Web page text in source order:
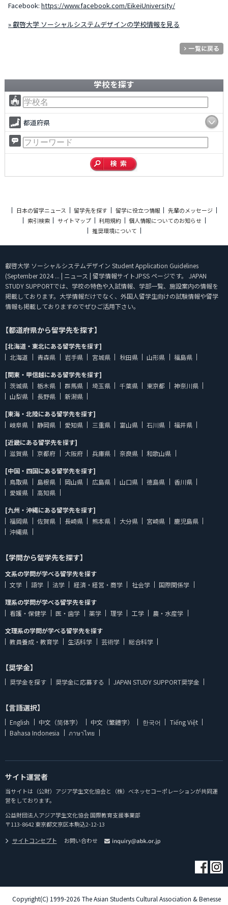
Facebook: https://www.facebook.com/EikeiUniversity/
» 叡啓大学 ソーシャルシステムデザインの学校情報を見る
学校を探す
都道府県
日本の留学ニュース 留学先を探す 留学に役立つ情報
先輩のメッセージ
索引検索
サイトマップ 利用規約
個人情報についてのお知らせ
推奨環境について
叡啓大学 ソーシャルシステムデザイン Student Application Guidelines
(September 2024 ... | ニュース | 留学情報サイトJPSS ページです。 JAPAN
STUDY SUPPORTでは、学校の特色や入試情報、学部一覧、施設案内の情報を
掲載しております。大学情報だけでなく、外国人留学生向けの試験情報や留学
情報も掲載しておりますのでぜひご活用下さい。
【都道府県から留学先を探す】
[北海道・東北にある留学先を探す]
北海道
青森県 岩手県 宮城県 秋田県 山形県
福島県
[関東・甲信越にある留学先を探す]
茨城県
栃木県 群馬県 埼玉県 千葉県 東京都
神奈川県
山梨県
長野県
新潟県
[東海・北陸にある留学先を探す]
岐阜県
静岡県 愛知県 三重県 富山県 石川県
福井県
[近畿にある留学先を探す]
滋賀県
京都府 大阪府 兵庫県 奈良県
和歌山県
[中国・四国にある留学先を探す]
鳥取県
島根県 岡山県 広島県 山口県 徳島県
香川県
愛媛県
高知県
[九州・沖縄にある留学先を探す]
福岡県
佐賀県 長崎県 熊本県 大分県 宮崎県
鹿児島県
沖縄県
【学問から留学先を探す】
文系の学問が学べる留学先を探す
文学
語学 法学 経済・経営・商学 社会学
国際関係学
理系の学問が学べる留学先を探す
看護・保健学
医・歯学 薬学 理学 工学
農・水産学
文理系の学問が学べる留学先を探す
教員養成・教育学
生活科学 芸術学 総合科学
【奨学金】
奨学金を探す 奨学金に応募する JAPAN STUDY SUPPORT奨学金
【言語選択】
English 中文（简体字） 中文（繁體字） 한국어
Tiếng Việt
Bahasa Indonesia
ภาษาไทย
サイト運営者
当サイトは（公財）アジア学生文化協会と（株）ベネッセコーポレーションが共同運
営をしております。
公益財団法人アジア学生文化協会 国際教育支援事業部
〒113-8642 東京都文京区本駒込2-12-13
サイトコンセプト
お問い合わせ
Copyright(C) 1999-2026 The Asian Students Cultural Association & Benesse